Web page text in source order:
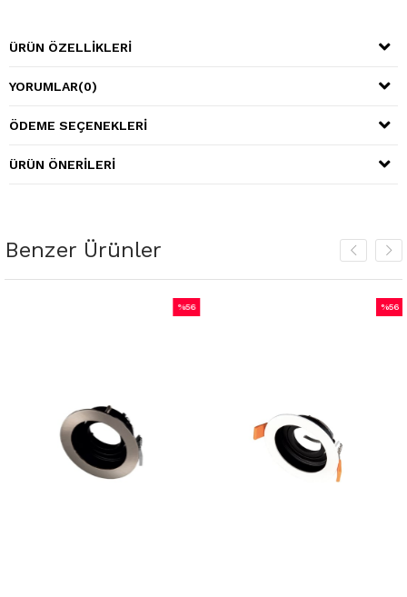
ÜRÜN ÖZELLIKLERI
YORUMLAR(0)
ÖDEME SEÇENEKLERI
ÜRÜN ÖNERILERI
Benzer Ürünler
%56
%56